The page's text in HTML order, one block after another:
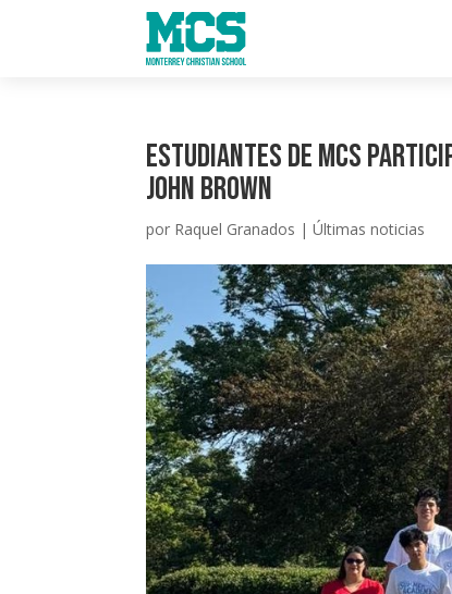
Estudiantes de MCS
John Brown
por Raquel Granados |Últimas noticias